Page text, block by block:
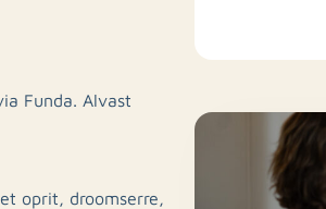
Funda. Alvast
oprit, droomserre,